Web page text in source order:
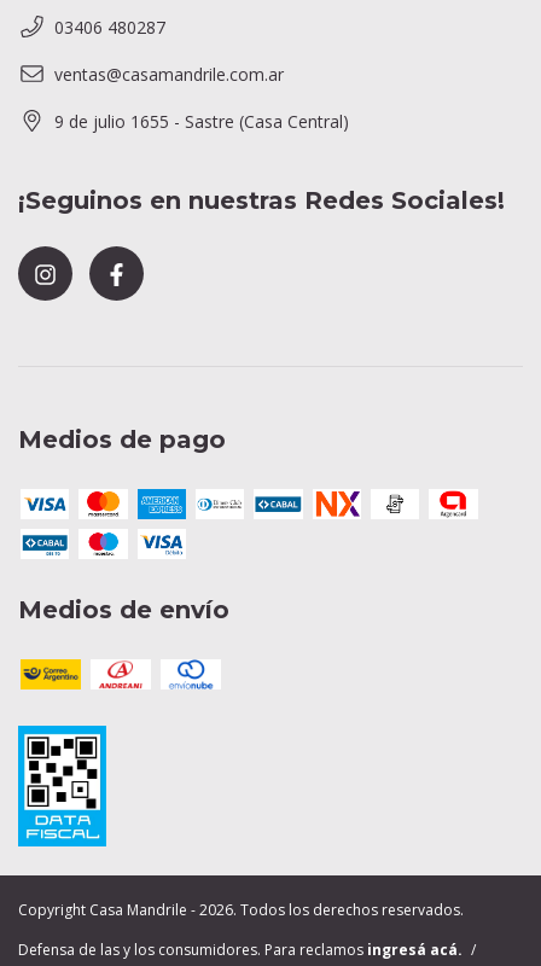
03406 480287
ventas@casamandrile.com.ar
9 de julio 1655 - Sastre (Casa Central)
¡Seguinos en nuestras Redes Sociales!
Medios de pago
Medios de envío
Copyright Casa Mandrile - 2026. Todos los derechos reservados.
Defensa de las y los consumidores. Para reclamos ingresá acá. /